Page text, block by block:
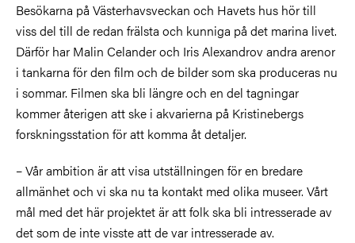
Besökarna på Västerhavsveckan och Havets hus hör till
viss del till de redan frälsta och kunniga på det marina livet.
Därför har Malin Celander och Iris Alexandrov andra arenor
i tankarna för den film och de bilder som ska produceras nu
i sommar. Filmen ska bli längre och en del tagningar
kommer återigen att ske i akvarierna på Kristinebergs
forskningsstation för att komma åt detaljer.
– Vår ambition är att visa utställningen för en bredare
allmänhet och vi ska nu ta kontakt med olika museer. Vårt
mål med det här projektet är att folk ska bli intresserade av
det som de inte visste att de var intresserade av.